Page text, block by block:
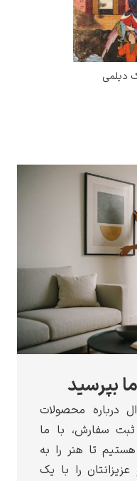
دیلمی
بپرسید
درباره محصولات
سفارش، با ما
تا هنر را به
را با یک